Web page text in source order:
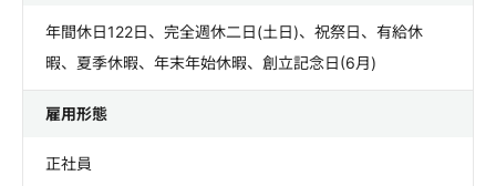
年間休日122日、完全週休二日(土日)、祝祭日、有給休
暇、夏季休暇、年末年始休暇、創立記念日(6月)
雇用形態
正社員